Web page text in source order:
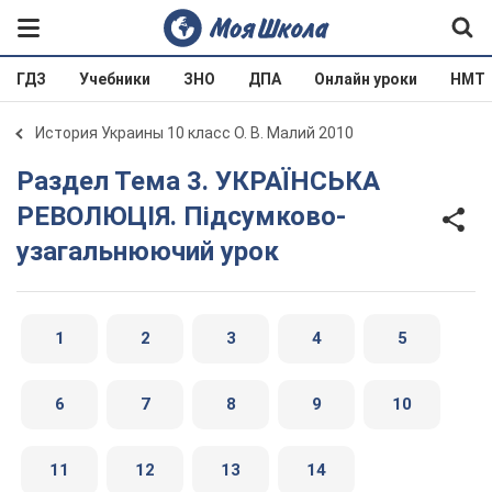
ГДЗ Учебники ЗНО ДПА Онлайн уроки НМТ
История Украины 10 класс О. В. Малий 2010
Раздел Тема 3. УКРАЇНСЬКА
РЕВОЛЮЦІЯ. Підсумково-
узагальнюючий урок
1 2 3 4 5
6 7 8 9 10
11 12 13 14